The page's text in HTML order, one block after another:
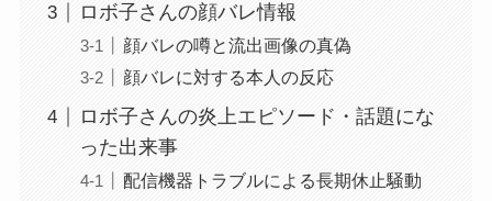
ロボ子さんの顔バレ情報
顔バレの噂と流出画像の真偽
顔バレに対する本人の反応
ロボ子さんの炎上エピソード・話題にな
った出来事
配信機器トラブルによる長期休止騒動